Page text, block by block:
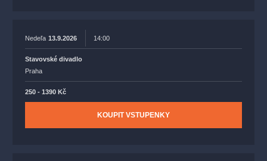
Nedeľa 13.9.2026 14:00
Stavovské divadlo
Praha
250 - 1390 Kč
KOUPIT VSTUPENKY